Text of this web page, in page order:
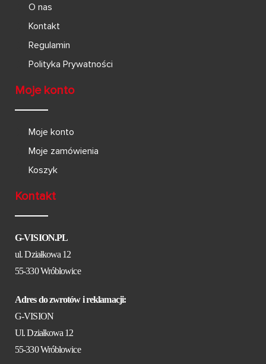
O nas
Kontakt
Regulamin
Polityka Prywatności
Moje konto
Moje konto
Moje zamówienia
Koszyk
Kontakt
G-VISION.PL
ul. Działkowa 12
55-330 Wróblowice
Adres do zwrotów i reklamacji:
G-VISION
Ul. Działkowa 12
55-330 Wróblowice